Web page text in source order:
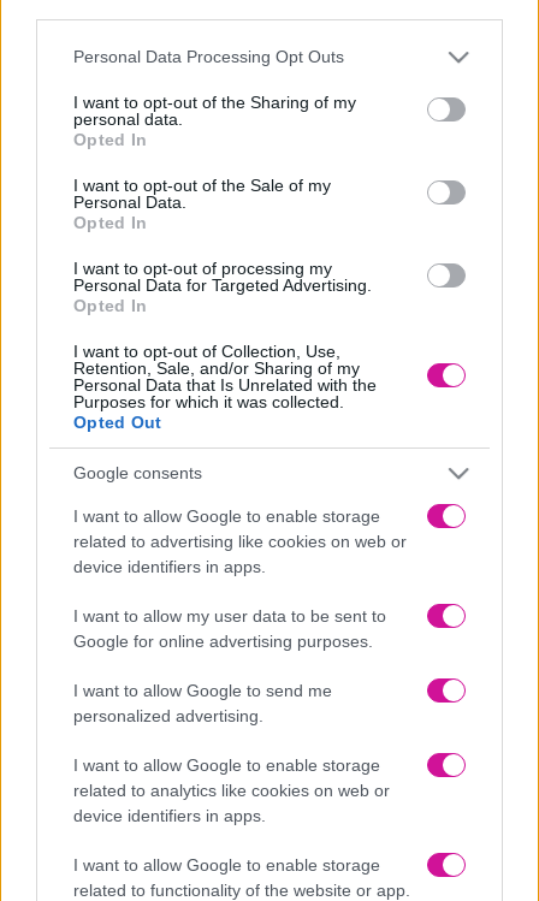
Please note that this website/app uses one or more Google
not limited to your visit or usage behaviour. You may click to
grant or deny consent to Google and its third-party tags to
use your data for below specified purposes in below Google
consent section.
Personal Data Processing Opt Outs
I want to opt-out of the Sharing of my
personal data.
Opted In
I want to opt-out of the Sale of my
Personal Data.
Opted In
I want to opt-out of processing my
Personal Data for Targeted Advertising.
Opted In
I want to opt-out of Collection, Use,
Retention, Sale, and/or Sharing of my
Personal Data that Is Unrelated with the
Purposes for which it was collected.
Opted Out
Google consents
I want to allow Google to enable storage
related to advertising like cookies on web or
device identifiers in apps.
I want to allow my user data to be sent to
Google for online advertising purposes.
I want to allow Google to send me
personalized advertising.
I want to allow Google to enable storage
related to analytics like cookies on web or
device identifiers in apps.
I want to allow Google to enable storage
related to functionality of the website or app.
ENTER THE PANIK WORLD
panikmusic.gr
PanikRecords_YouTube
PanikRecords_Instagram
PanikRecords_TikTok